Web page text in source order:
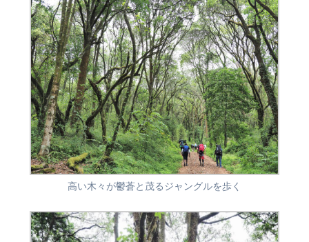
高い木々が鬱蒼と茂るジャングルを歩く